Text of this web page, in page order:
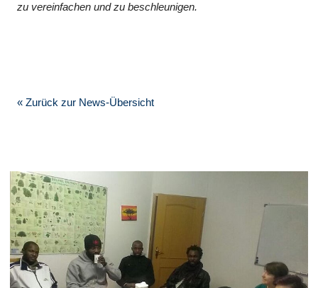
zu vereinfachen und zu beschleunigen.
« Zurück zur News-Übersicht